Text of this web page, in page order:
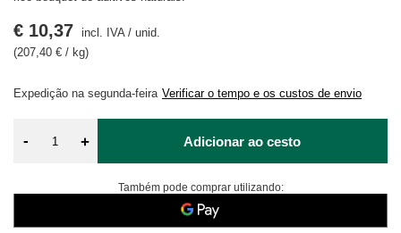
Expedição na segunda-feira Verificar o tempo e os custos de envio
€ 10,37 incl. IVA/ unid.
(207,40 € / kg)
- + Adicionar ao cesto
Também pode comprar utilizando: